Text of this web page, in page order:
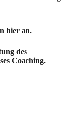
hier an.
des
Coaching.